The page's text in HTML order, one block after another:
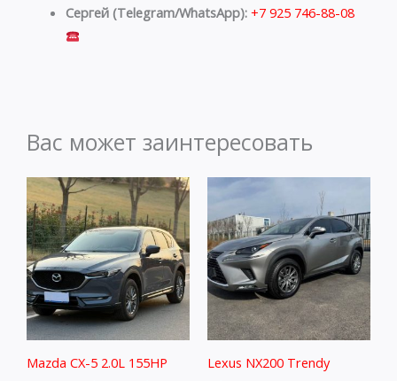
Сергей (Telegram/WhatsApp): +7 925 746-88-08
Вас может заинтересовать
Mazda CX-5 2.0L 155HP
Lexus NX200 Trendy